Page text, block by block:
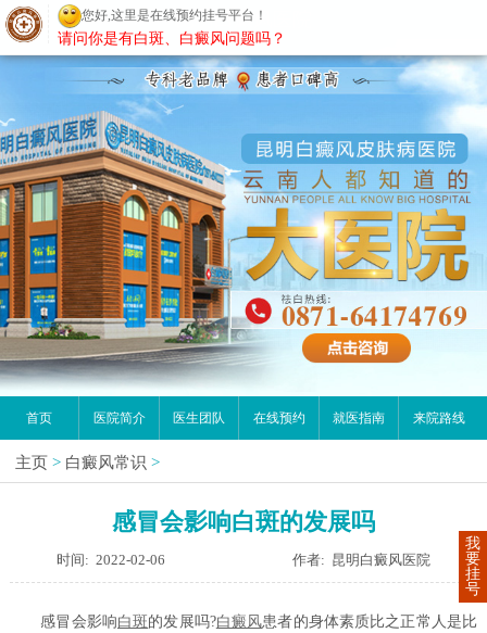
昆明白癜风医院
首页 医院简介 医生团队 在线预约 就医指南 来院路线
主页 > 白癜风常识 >
感冒会影响白斑的发展吗
时间: 2022-02-06 作者: 昆明白癜风医院
感冒会影响白斑的发展吗?白癜风患者的身体素质比之正常人是比
我
要
挂
号
您好,这里是在线预约挂号平台！
请问你是有白斑、白癜风问题吗？